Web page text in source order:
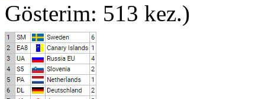
Gösterim: 513 kez.)